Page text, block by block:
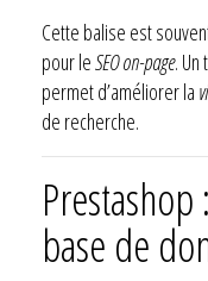
Cette balise est
pour leSEO on-page.
permet d’améliorer la
de recherche.
Prestashop
base de